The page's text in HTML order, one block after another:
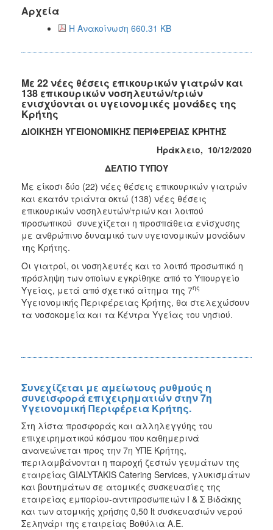
Αρχεία
Η Ανακοίνωση 660.31 KB
Με 22 νέες θέσεις επικουρικών γιατρών και
138 επικουρικών νοσηλευτών/τριών
ενισχύονται οι υγειονομικές μονάδες της
Κρήτης
ΔΙΟΙΚΗΣΗ ΥΓΕΙΟΝΟΜΙΚΗΣ ΠΕΡΙΦΕΡΕΙΑΣ ΚΡΗΤΗΣ
Ηράκλειο, 10/12/2020
ΔΕΛΤΙΟ ΤΥΠΟΥ
Με είκοσι δύο (22) νέες θέσεις επικουρικών γιατρών
και εκατόν τριάντα οκτώ (138) νέες θέσεις
επικουρικών νοσηλευτών/τριών και λοιπού
προσωπικού συνεχίζεται η προσπάθεια ενίσχυσης
με ανθρώπινο δυναμικό των υγειονομικών μονάδων
της Κρήτης.
Οι γιατροί, οι νοσηλευτές και το λοιπό προσωπικό η
πρόσληψη των οποίων εγκρίθηκε από το Υπουργείο
Υγείας, μετά από σχετικό αίτημα της 7ης
Υγειονομικής Περιφέρειας Κρήτης, θα στελεχώσουν
τα νοσοκομεία και τα Κέντρα Υγείας του νησιού.
Συνεχίζεται με αμείωτους ρυθμούς η
συνεισφορά επιχειρηματιών στην 7η
Υγειονομική Περιφέρεια Κρήτης.
Στη λίστα προσφοράς και αλληλεγγύης του
επιχειρηματικού κόσμου που καθημερινά
ανανεώνεται προς την 7η ΥΠΕ Κρήτης,
περιλαμβάνονται η παροχή ζεστών γευμάτων της
εταιρείας GIALYTAKIS Catering Services, γλυκισμάτων
και βουτημάτων σε ατομικές συσκευασίες της
εταιρείας εμπορίου-αντιπροσωπειών Ι & Σ Βιδάκης
και των ατομικής χρήσης 0,50 lt συσκευασιών νερού
Σεληνάρι της εταιρείας Βοθύλια Α.Ε.